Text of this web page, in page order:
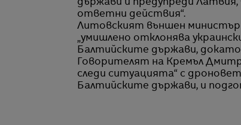
държави и предупреди
ответни действия“.
Литовският външен министър
„умишлено отклонява
Балтийските държави,
Говорителят на Кремъл
следи ситуацията“ с
Балтийските държави, и